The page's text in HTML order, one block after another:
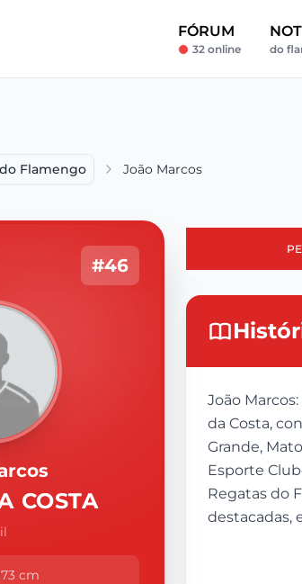
FÓRUM
32 online do
Flamengo João Marcos
#46
COSTA
cm
João
da Costa,
Grande,
Esporte
Regatas do
destacadas,